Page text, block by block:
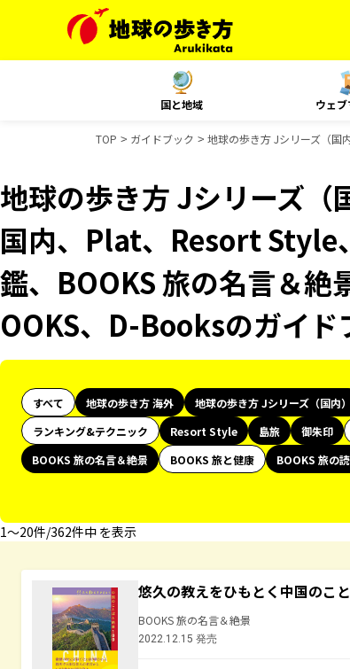
国と地域 ウェ
TOP ガイドブック 地球の歩き方 Jシリーズ（国
地球の歩き方 Jシリーズ
国内、Plat、Resort Style
鑑、BOOKS 旅の名言＆絶
OOKS、D-Booksのガイド
すべて 地球の歩き方 海外 地球の歩き方 Jシリーズ（国内）
ランキング&テクニック
Resort Style 島旅 御朱印
BOOKS 旅の名言＆絶景
BOOKS 旅と健康 BOOKS 旅の
1〜20件/362件中 を表示
悠久の教えをひもとく中国のこ
BOOKS 旅の名言＆絶景
2022.12.15 発売